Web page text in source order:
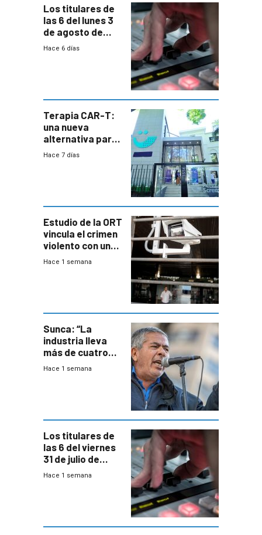
Los titulares de
las 6 del lunes 3
de agosto de
2026
Hace 6 días
Terapia CAR-T:
una nueva
alternativa para
niños y
Hace 7 días
Estudio de la ORT
vincula el crimen
violento con una
menor creación
Hace 1 semana
Sunca: “La
industria lleva
más de cuatro
meses sin
Hace 1 semana
Los titulares de
las 6 del viernes
31 de julio de
2026
Hace 1 semana